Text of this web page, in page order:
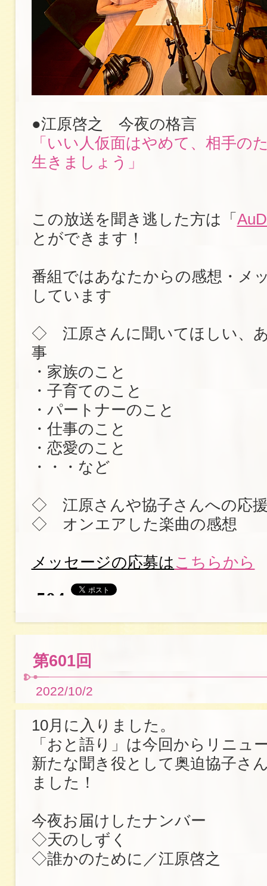
●江原啓之 今夜の格言
「いい人仮面はやめて、相手の
生きましょう」
この放送を聞き逃した方は「
とができます！
番組ではあなたからの感想・メ
しています
◇ 江原さんに聞いてほしい、
事
・家族のこと
・子育てのこと
・パートナーのこと
・仕事のこと
・恋愛のこと
・・・など
◇ 江原さんや協子さんへの応
◇ オンエアした楽曲の感想
メッセージの応募は こちらから
第601回
2022/10/2
10月に入りました。
「おと語り」は今回からリニュ
新たな聞き役として奥迫協子さ
ました！
今夜お届けしたナンバー
◇天のしずく
◇誰かのために／江原啓之